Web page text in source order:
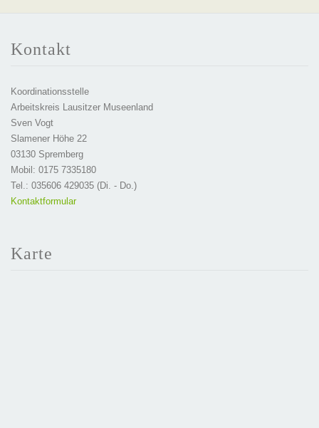
Kontakt
Koordinationsstelle
Arbeitskreis Lausitzer Museenland
Sven Vogt
Slamener Höhe 22
03130 Spremberg
Mobil: 0175 7335180
Tel.: 035606 429035 (Di. - Do.)
Kontaktformular
Karte